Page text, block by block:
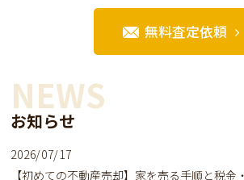
無料査定依頼
NEWS
お知らせ
2026/07/17
【初めての不動産売却】家を売る手順と税金